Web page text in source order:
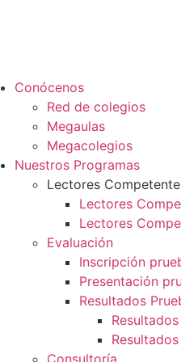
Conócenos
Red de colegios
Megaulas
Megacolegios
Nuestros Programas
Lectores
Lectores
Lectores
Evaluación
Inscripción
Presentación
Resultados
Consultoría